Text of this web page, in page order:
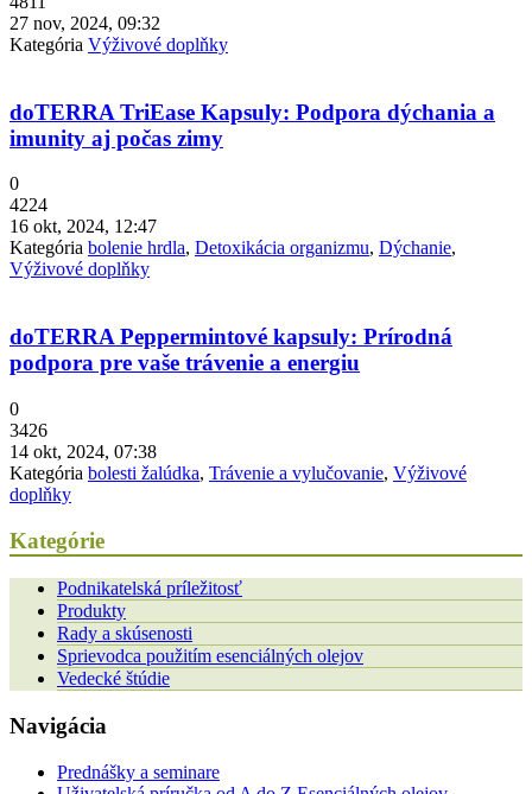
27 nov, 2024, 09:32
Kategória Výživové doplňky
doTERRA TriEase Kapsuly: Podpora dýchania a
imunity aj počas zimy
0
4224
16 okt, 2024, 12:47
Kategória bolenie hrdla, Detoxikácia organizmu, Dýchanie,
Výživové doplňky
doTERRA Peppermintové kapsuly: Prírodná
podpora pre vaše trávenie a energiu
0
3426
14 okt, 2024, 07:38
Kategória bolesti žalúdka, Trávenie a vylučovanie, Výživové
doplňky
Kategórie
Podnikatelská príležitosť
Produkty
Rady a skúsenosti
Sprievodca použitím esenciálných olejov
Vedecké štúdie
Navigácia
Prednášky a seminare